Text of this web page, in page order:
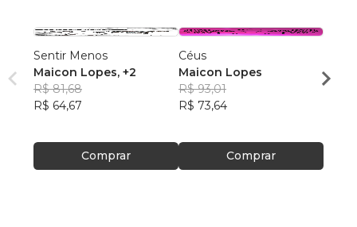
Sentir Menos
Maicon Lopes, +2
R$ 81,68
R$ 64,67
Comprar
Céus
Maicon Lopes
R$ 93,01
R$ 73,64
Comprar
R$